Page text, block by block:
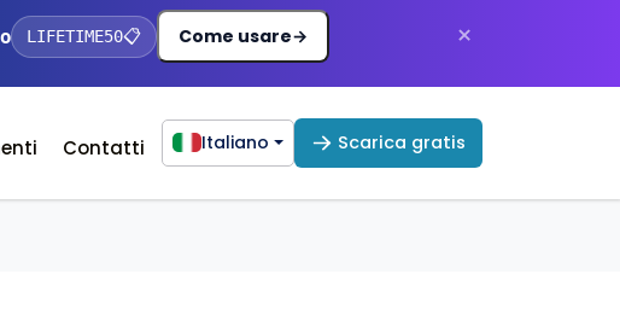
LIFETIME50📋 Come usare→ ×
Contatti Italiano Scarica gratis